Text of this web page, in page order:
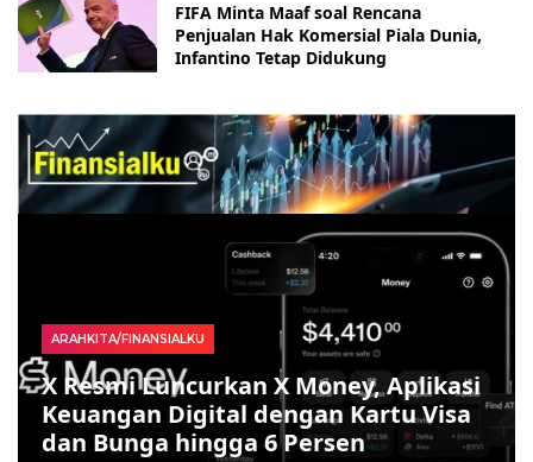
FIFA Minta Maaf soal Rencana
Penjualan Hak Komersial Piala Dunia,
Infantino Tetap Didukung
ARAHKITA/FINANSIALKU
X Resmi Luncurkan X Money, Aplikasi
Keuangan Digital dengan Kartu Visa
dan Bunga hingga 6 Persen